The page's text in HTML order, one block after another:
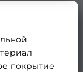
покрытие